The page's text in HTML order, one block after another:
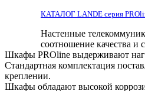
КАТАЛОГ LANDE серия
Настенные
соотношение качества и
Шкафы PROline выдерживают
Стандартная комплектация
креплении.
Шкафы обладают высокой